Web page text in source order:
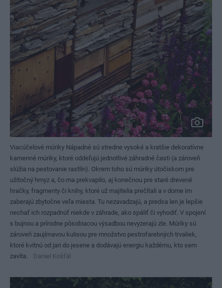
Viacúčelové múriky Nápadné sú stredne vysoké a kratšie dekoratívne
kamenné múriky, ktoré oddeľujú jednotlivé záhradné časti (a zároveň
slúžia na pestovanie rastlín). Okrem toho sú múriky útočiskom pre
užitočný hmyz a, čo ma prekvapilo, aj konečnou pre staré drevené
hračky, fragmenty či knihy, ktoré už majitelia prečítali a v dome im
zaberajú zbytočne veľa miesta. Tu nezavadzajú, a predsa len je lepšie
nechať ich rozpadnúť niekde v záhrade, ako spáliť či vyhodiť. V spojení
s bujnou a prírodne pôsobiacou výsadbou nevyzerajú zle. Múriky sú
zároveň zaujímavou kulisou pre množstvo pestrofarebných trvaliek,
ktoré kvitnú od jari do jesene a dodávajú energiu každému, kto sem
zavíta.
Daniel Košťál